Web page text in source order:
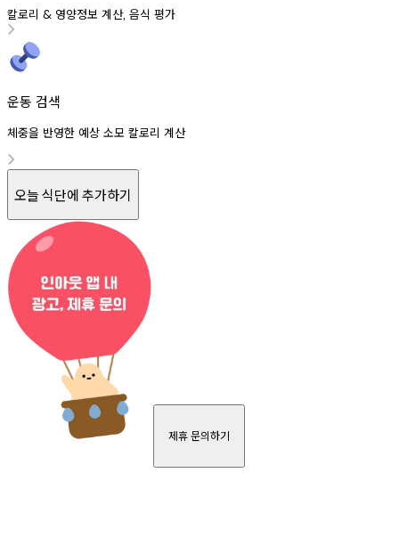
칼로리 & 영양정보 계산, 음식 평가
운동 검색
체중을 반영한 예상 소모 칼로리 계산
오늘 식단에 추가하기
제휴 문의하기